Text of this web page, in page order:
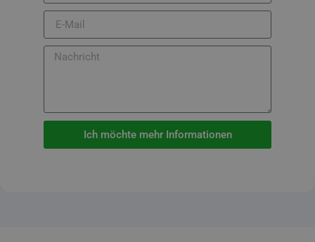
Ich möchte mehr Informationen